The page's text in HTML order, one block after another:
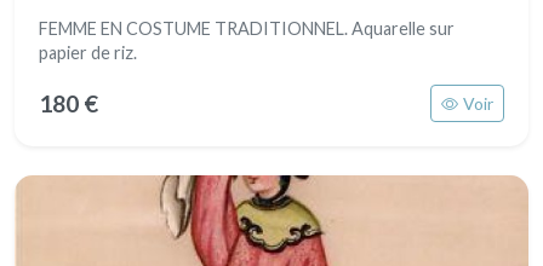
FEMME EN COSTUME TRADITIONNEL. Aquarelle sur
papier de riz.
180 € Voir